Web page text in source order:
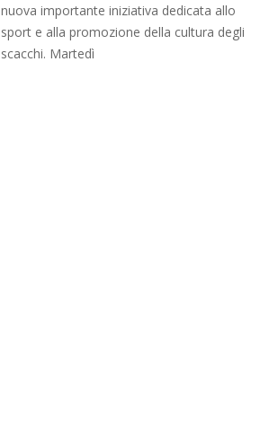
nuova importante iniziativa dedicata allo
sport e alla promozione della cultura degli
scacchi. Martedì